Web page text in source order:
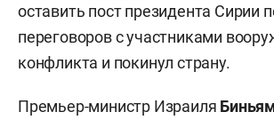
оставить пост президента Сирии
переговоров с участниками
конфликта и покинул страну.
Премьер-министр Израиля